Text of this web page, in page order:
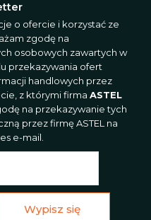
o ofercie i korzystać ze
zgodę na
osobowych zawartych w
przekazywania ofert
handlowych przez
z którymi firma ASTEL
na przekazywanie tych
przez firmę ASTEL na
e-mail.
Wypisz się